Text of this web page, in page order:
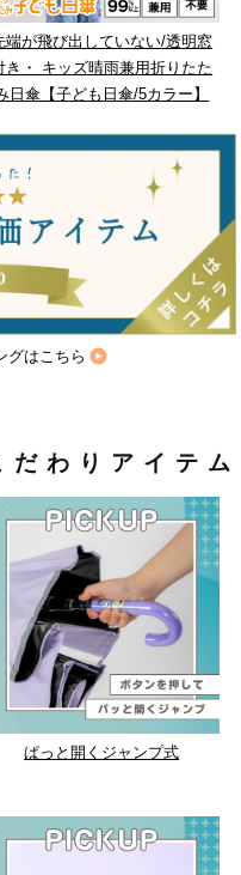
端が飛び出していない/透明窓
き・ キッズ晴雨兼用折りたた
日傘【子ども日傘/5カラー】
グはこちら
わりアイテム
ぱっと開くジャンプ式